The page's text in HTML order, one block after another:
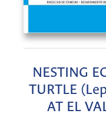
NESTING
TURTLE
AT EL